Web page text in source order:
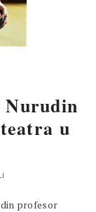
Nurudin
u
profesor